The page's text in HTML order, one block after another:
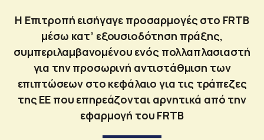
Η Επιτροπή εισήγαγε προσαρμογές στο FRTB
μέσω κατ’ εξουσιοδότηση πράξης,
συμπεριλαμβανομένου ενός πολλαπλασιαστή
για την προσωρινή αντιστάθμιση των
επιπτώσεων στο κεφάλαιο για τις τράπεζες
της ΕΕ που επηρεάζονται αρνητικά από την
εφαρμογή του FRTB